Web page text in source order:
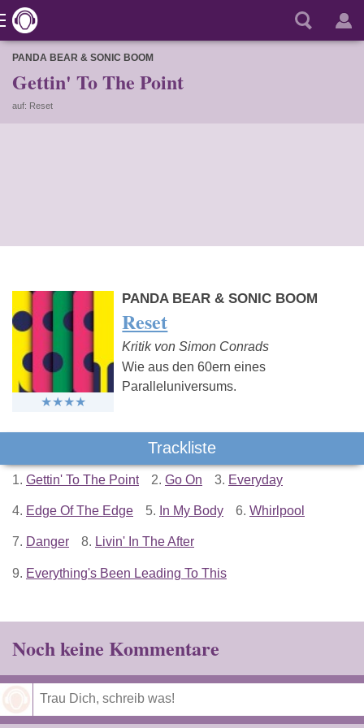
PANDA BEAR & SONIC BOOM
Gettin' To The Point
auf: Reset
PANDA BEAR & SONIC BOOM
Reset
Kritik von Simon Conrads
Wie aus den 60ern eines
Paralleluniversums.
Trackliste
1. Gettin' To The Point 2. Go On 3. Everyday
4. Edge Of The Edge 5. In My Body 6. Whirlpool
7. Danger 8. Livin' In The After
9. Everything's Been Leading To This
Noch keine Kommentare